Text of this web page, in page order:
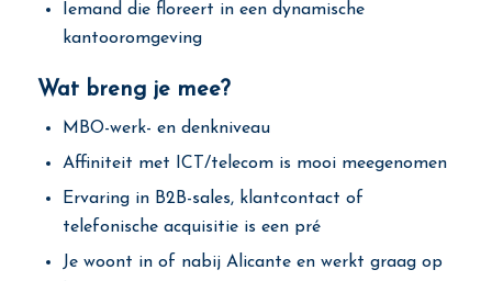
Iemand die floreert in een dynamische
kantooromgeving
Wat breng je mee?
MBO-werk- en denkniveau
Affiniteit met ICT/telecom is mooi meegenomen
Ervaring in B2B-sales, klantcontact of
telefonische acquisitie is een pré
Je woont in of nabij Alicante en werkt graag op